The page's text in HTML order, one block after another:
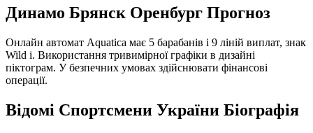
Динамо Брянск Оренбург Прогноз
Онлайн автомат Aquatica має 5 барабанів і 9 ліній виплат, знак
Wild і. Використання тривимірної графіки в дизайні
піктограм. У безпечних умовах здійснювати фінансові
операції.
Відомі Спортсмени України Біографія